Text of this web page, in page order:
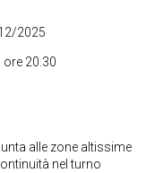
2025
ore 20.30
alle zone altissime
nel turno